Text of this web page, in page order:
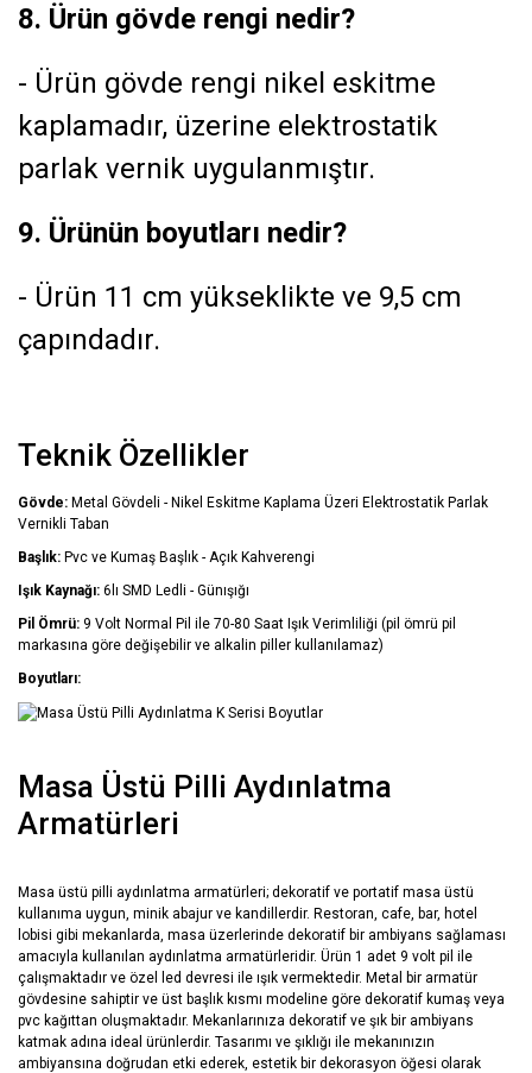
8. Ürün gövde rengi nedir?
- Ürün gövde rengi nikel eskitme
kaplamadır, üzerine elektrostatik
parlak vernik uygulanmıştır.
9. Ürünün boyutları nedir?
- Ürün 11 cm yükseklikte ve 9,5 cm
çapındadır.
Teknik Özellikler
Gövde: Metal Gövdeli - Nikel Eskitme Kaplama Üzeri Elektrostatik Parlak
Vernikli Taban
Başlık: Pvc ve Kumaş Başlık - Açık Kahverengi
Işık Kaynağı: 6lı SMD Ledli - Günışığı
Pil Ömrü: 9 Volt Normal Pil ile 70-80 Saat Işık Verimliliği (pil ömrü pil
markasına göre değişebilir ve alkalin piller kullanılamaz)
Boyutları:
Masa Üstü Pilli Aydınlatma
Armatürleri
Masa üstü pilli aydınlatma armatürleri; dekoratif ve portatif masa üstü
kullanıma uygun, minik abajur ve kandillerdir. Restoran, cafe, bar, hotel
lobisi gibi mekanlarda, masa üzerlerinde dekoratif bir ambiyans sağlaması
amacıyla kullanılan aydınlatma armatürleridir. Ürün 1 adet 9 volt pil ile
çalışmaktadır ve özel led devresi ile ışık vermektedir. Metal bir armatür
gövdesine sahiptir ve üst başlık kısmı modeline göre dekoratif kumaş veya
pvc kağıttan oluşmaktadır. Mekanlarınıza dekoratif ve şık bir ambiyans
katmak adına ideal ürünlerdir. Tasarımı ve şıklığı ile mekanınızın
ambiyansına doğrudan etki ederek, estetik bir dekorasyon öğesi olarak